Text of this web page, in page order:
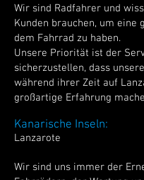
Wir sind Radfahrer und
Kunden brauchen, um eine
dem Fahrrad zu haben.
Unsere Priorität ist der
sicherzustellen, dass
während ihrer Zeit auf
großartige Erfahrung
Kanarische Inseln:
Lanzarote
Wir sind uns immer der